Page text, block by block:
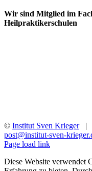
Wir sind Mitglied im
Heilpraktikerschulen
© Institut Sven Krieger|
post@institut-sven-
Facebook
YouTube
Instagram
Rss
Page load link
Diese Website verwendet